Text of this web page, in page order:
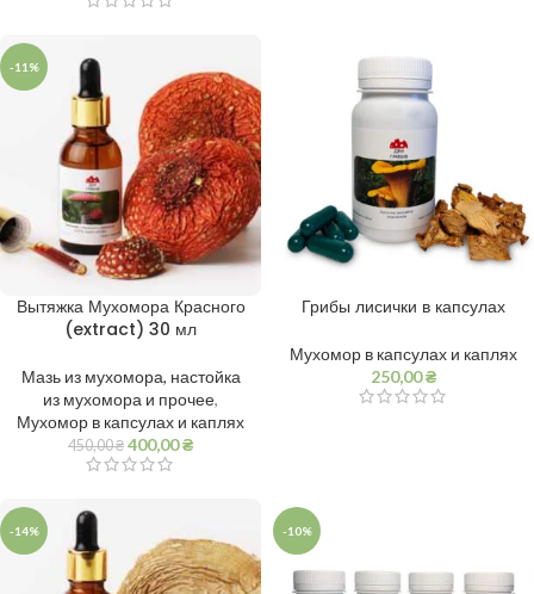
-11%
Вытяжка Мухомора Красного
(extract) 30 мл
Мазь из мухомора, настойка
из мухомора и прочее,
Мухомор в капсулах и каплях
450,00₴ 400,00₴
Грибы лисички в капсулах
Мухомор в капсулах и каплях
250,00₴
-14% -10%